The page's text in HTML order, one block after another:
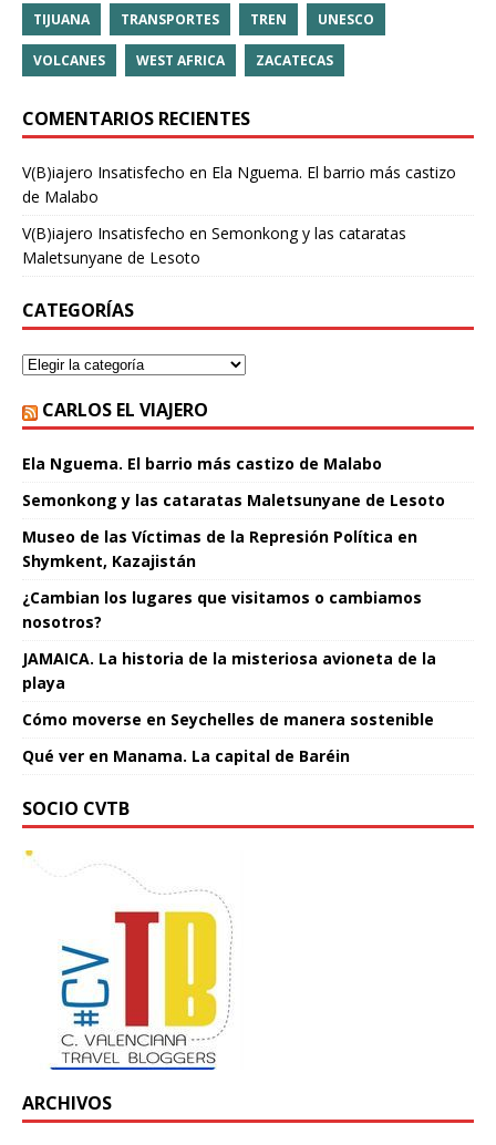
TIJUANA TRANSPORTES TREN UNESCO
VOLCANES WEST AFRICA ZACATECAS
COMENTARIOS RECIENTES
V(B)iajero Insatisfecho en Ela Nguema. El barrio más castizo
de Malabo
V(B)iajero Insatisfecho en Semonkong y las cataratas
Maletsunyane de Lesoto
CATEGORÍAS
CARLOS EL VIAJERO
Ela Nguema. El barrio más castizo de Malabo
Semonkong y las cataratas Maletsunyane de Lesoto
Museo de las Víctimas de la Represión Política en
Shymkent, Kazajistán
¿Cambian los lugares que visitamos o cambiamos
nosotros?
JAMAICA. La historia de la misteriosa avioneta de la
playa
Cómo moverse en Seychelles de manera sostenible
Qué ver en Manama. La capital de Baréin
SOCIO CVTB
ARCHIVOS